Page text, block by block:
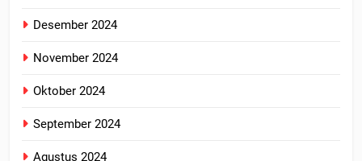
Desember 2024
November 2024
Oktober 2024
September 2024
Agustus 2024